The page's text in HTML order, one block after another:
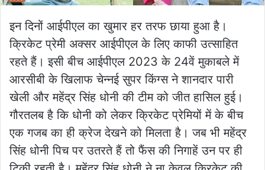
इन दिनों आईपीएल का खुमार हर तरफ छाया हुआ है।
क्रिकेट प्रेमी अक्सर आईपीएल के लिए काफी उत्साहित
रहते हैं। इसी बीच आईपीएल 2023 के 24वें मुकाबले में
आरसीबी के खिलाफ चेन्नई सुपर किंग्स ने शानदार पारी
खेली और महेंद्र सिंह धोनी की टीम को जीत हासिल हुई।
गौरतलब है कि धोनी को लेकर क्रिकेट प्रेमियों में के बीच
एक गजब का ही क्रेज देखने को मिलता है। जब भी महेंद्र
सिंह धोनी पिच पर उतरते हैं तो फैंस की निगाहें उन पर ही